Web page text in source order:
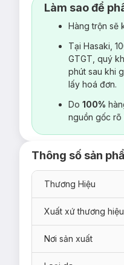
Làm sao để
Hàng trộn sẽ
Tại Hasaki,
GTGT, quý
phút sau khi
lấy hoá đơn.
Do 100%
nguồn gốc rõ
Thông số sản
Thương Hiệu
Xuất xứ thương hiệu
Nơi sản xuất